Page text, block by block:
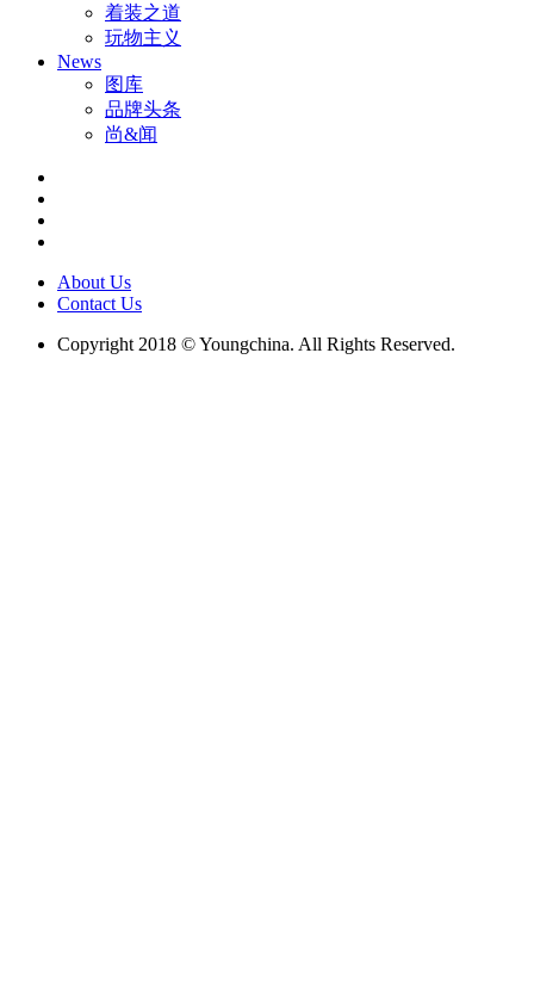
着装之道
玩物主义
News
图库
品牌头条
尚&闻
About Us
Contact Us
Copyright 2018 © Youngchina. All Rights Reserved.